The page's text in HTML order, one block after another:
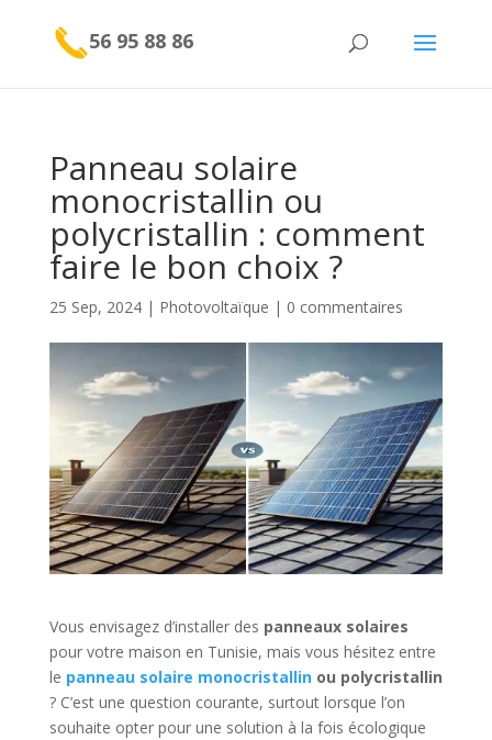
56 95 88 86
Panneau solaire
monocristallin ou
polycristallin : comment
faire le bon choix ?
25 Sep, 2024| Photovoltaïque | 0 commentaires
Vous envisagez d’installer des panneaux solaires
pour votre maison en Tunisie, mais vous hésitez entre
le panneau solaire monocristallinou polycristallin
? C’est une question courante, surtout lorsque l’on
souhaite opter pour une solution à la fois écologique